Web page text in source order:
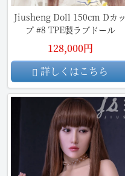
Jiusheng Doll 150cm Dカッ
プ #8 TPE製ラブドール
128,000円
詳しくはこちら